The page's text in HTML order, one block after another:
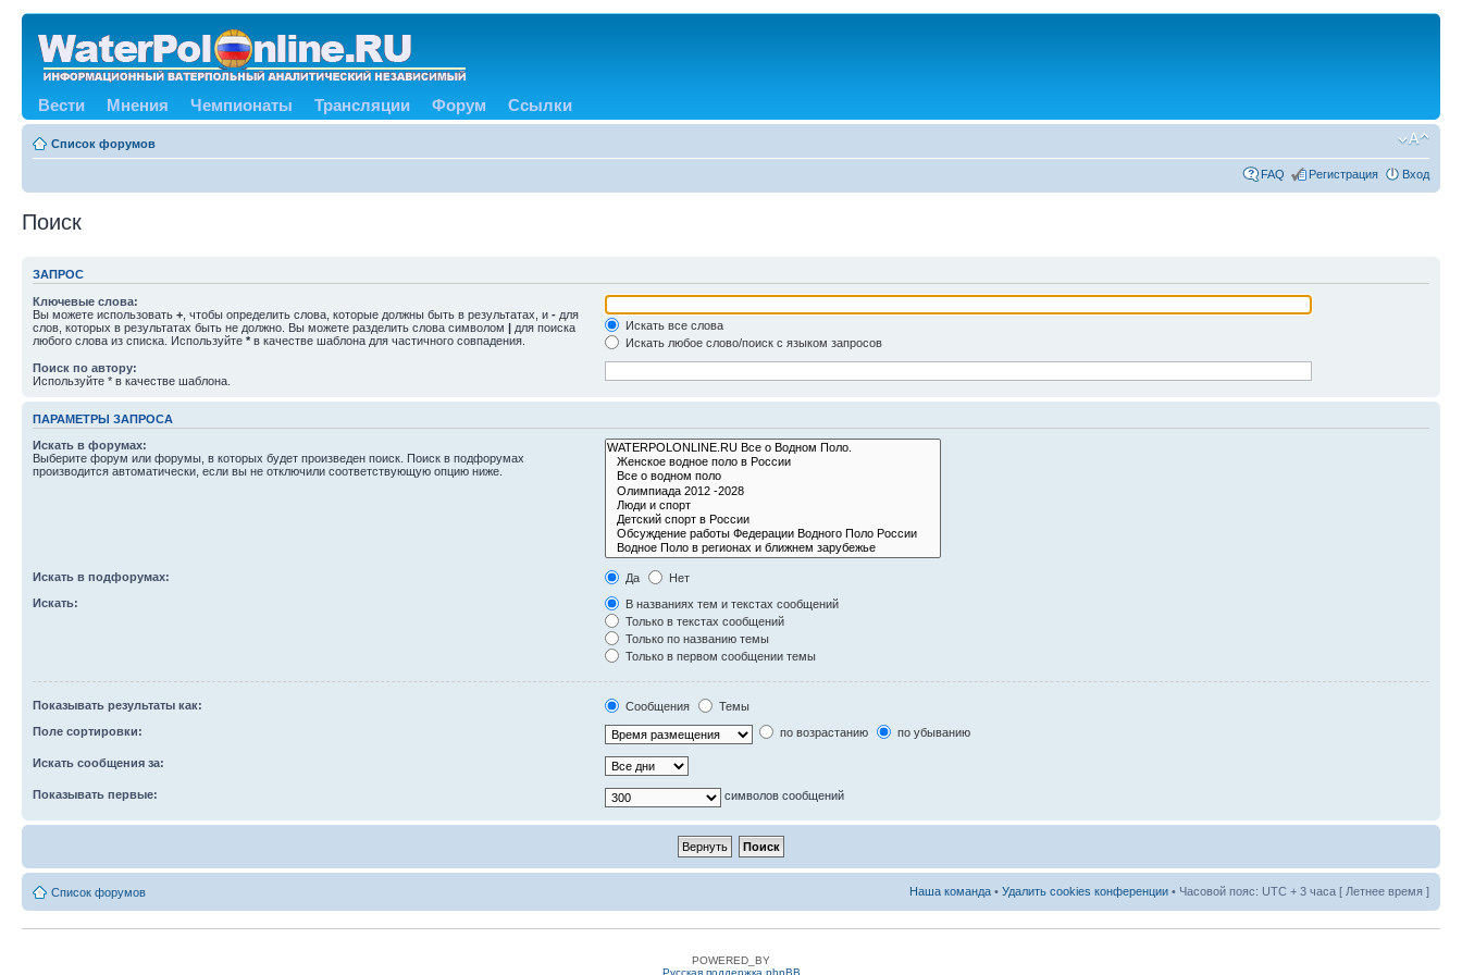
Вести Мнения Чемпионаты Трансляции Форум Ссылки
Список форумов
FAQ Регистрация Вход
Поиск
ЗАПРОС
Ключевые слова:
Вы можете использовать + , чтобы определить слова, которые должны быть в результатах, и - для
слов, которых в результатах быть не должно. Вы можете разделить слова символом | для поиска
любого слова из списка. Используйте * в качестве шаблона для частичного совпадения.
Искать все слова
Искать любое слово/поиск с языком запросов
Поиск по автору:
Используйте * в качестве шаблона.
ПАРАМЕТРЫ ЗАПРОСА
Искать в форумах:
Выберите форум или форумы, в которых будет произведен поиск. Поиск в подфорумах
производится автоматически, если вы не отключили соответствующую опцию ниже.
Искать в подфорумах: Да
Нет
Искать:
В названиях тем и текстах сообщений
Только в текстах сообщений
Только по названию темы
Только в первом сообщении темы
Показывать результаты как: Сообщения
Темы
Поле сортировки:
по возрастанию по убыванию
Искать сообщения за:
Показывать первые: символов сообщений
Список форумов Наша команда • Удалить cookies конференции • Часовой пояс: UTC + 3 часа [ Летнее время ]
POWERED_BY
Русская поддержка phpBB